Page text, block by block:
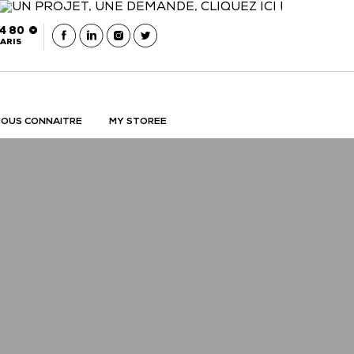
80
CONNAITRE MY STOREE